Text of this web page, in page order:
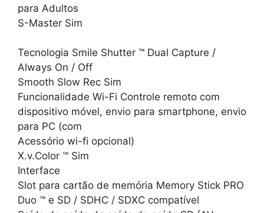
para Adultos
S-Master Sim
Tecnologia Smile Shutter ™ Dual Capture /
Always On / Off
Smooth Slow Rec Sim
Funcionalidade Wi-Fi Controle remoto com
dispositivo móvel, envio para smartphone, envio
para PC (com
Acessório wi-fi opcional)
X.v.Color ™ Sim
Interface
Slot para cartão de memória Memory Stick PRO
Duo ™ e SD / SDHC / SDXC compatível